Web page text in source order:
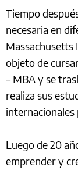
Tiempo
necesaria en
Massachusetts
objeto de
– MBA y se
realiza sus
internacionales
Luego de 20
emprender y